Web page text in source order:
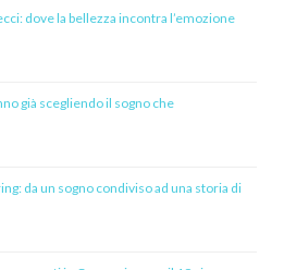
dove la bellezza incontra l’emozione
già scegliendo il sogno che
da un sogno condiviso ad una storia di